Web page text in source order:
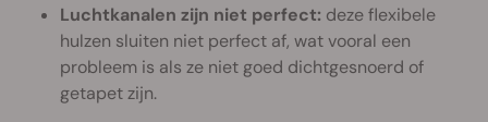
Luchtkanalen zijn niet perfect: deze flexibele
hulzen sluiten niet perfect af, wat vooral een
probleem is als ze niet goed dichtgesnoerd of
getapet zijn.